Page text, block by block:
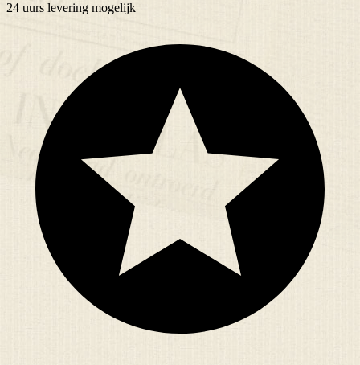
24 uurs levering mogelijk